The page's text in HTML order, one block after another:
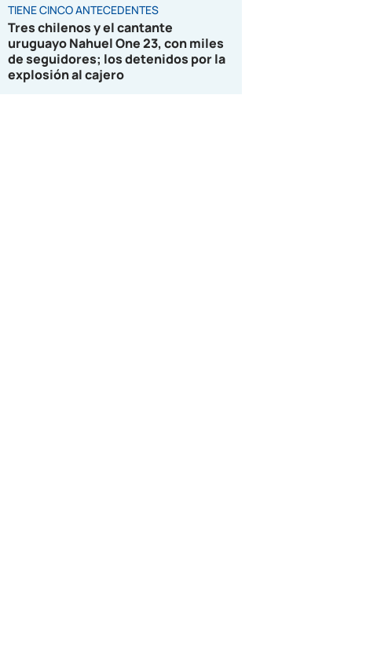
TIENE CINCO ANTECEDENTES
Tres chilenos y el cantante
uruguayo Nahuel One 23, con miles
de seguidores; los detenidos por la
explosión al cajero